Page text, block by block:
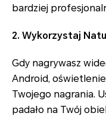
bardziej
2. Wykorzystaj
Gdy nagrywasz
Android,
Twojego nagrania.
padało na Twój